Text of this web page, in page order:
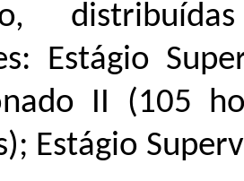
Estágio
II (105
Estágio